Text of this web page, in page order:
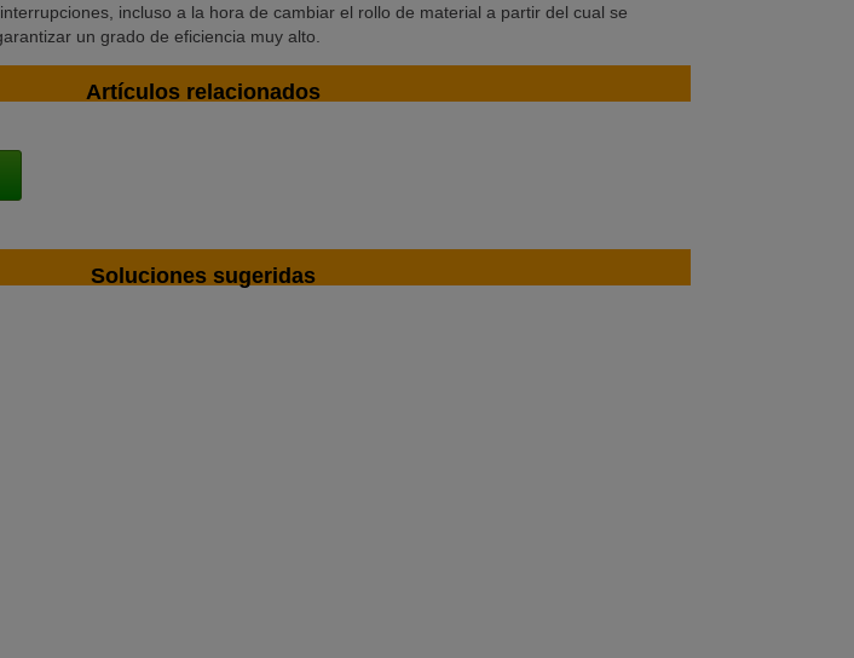
incluso a la hora de cambiar el rollo de material a partir del cual se
un grado de eficiencia muy alto.
Artículos relacionados
Soluciones sugeridas